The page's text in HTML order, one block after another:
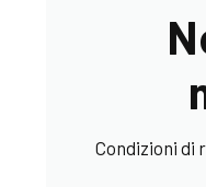
Condizioni di